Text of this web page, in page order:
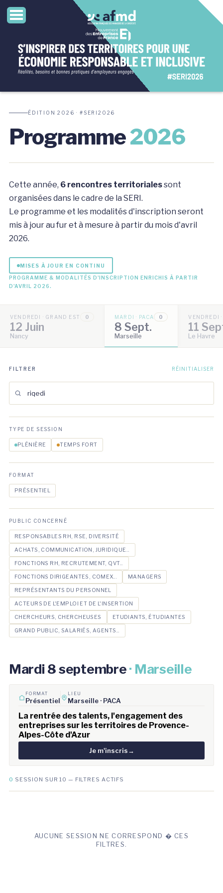
ÉDITION 2026 · #SERI2026
Programme2026
Cette année, 6 rencontres territorialessont
organisées dans le cadre de la SERI.
Le programme et les modalités d'inscription seront
mis à jour au fur et à mesure à partir du mois d'avril
2026.
MISES À JOUR EN CONTINU
PROGRAMME & MODALITÉS D'INSCRIPTION ENRICHIS À PARTIR
D'AVRIL 2026.
VENDREDI · GRAND EST 0
12 Juin
Nancy
MARDI · PACA 0
8 Sept.
Marseille
VENDREDI
11
Le Havre
FILTRER RÉINITIALISER
TYPE DE SESSION
PLÉNIÈRE TEMPS FORT
FORMAT
PRÉSENTIEL
PUBLIC CONCERNÉ
RESPONSABLES RH, RSE, DIVERSITÉ
ACHATS, COMMUNICATION, JURIDIQUE...
FONCTIONS RH, RECRUTEMENT, QVT...
FONCTIONS DIRIGEANTES, COMEX... MANAGERS
REPRÉSENTANTS DU PERSONNEL
ACTEURS DE L'EMPLOI ET DE L'INSERTION
CHERCHEURS, CHERCHEUSES ETUDIANTS, ÉTUDIANTES
GRAND PUBLIC, SALARIÉS, AGENTS...
Mardi 8 septembre· Marseille
FORMAT
Présentiel
LIEU
Marseille · PACA
La rentrée des talents, l'engagement des
entreprises sur les territoires de Provence-
Alpes-Côte d'Azur
Je m'inscris→
0 SESSION SUR 10 — FILTRES ACTIFS
AUCUNE SESSION NE CORRESPOND � CES
FILTRES.